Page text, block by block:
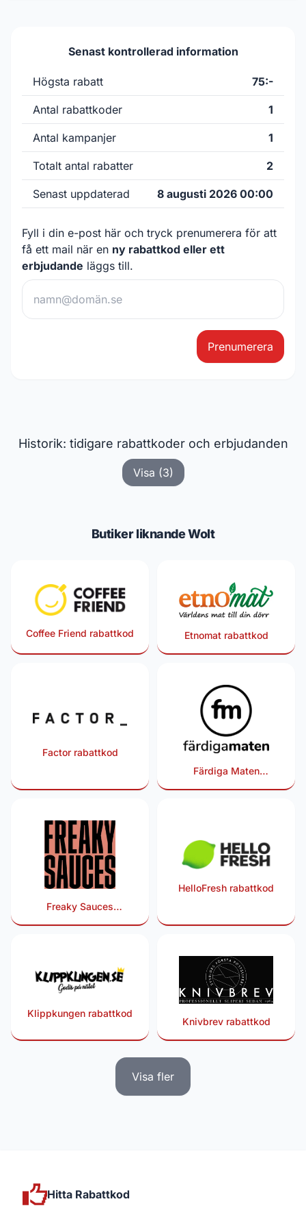
Senast kontrollerad information
Högsta rabatt 75:-
Antal rabattkoder 1
Antal kampanjer 1
Totalt antal rabatter 2
Senast uppdaterad 8 augusti 2026 00:00
Fyll i din e-post här och tryck prenumerera för att
få ett mail när en ny rabattkod eller ett
erbjudande läggs till.
Prenumerera
Historik: tidigare rabattkoder och erbjudanden
Visa (3)
Butiker liknande Wolt
Coffee Friend rabattkod Etnomat rabattkod
Factor rabattkod
Färdiga Maten
Freaky Sauces
HelloFresh rabattkod
Klippkungen rabattkod
Knivbrev rabattkod
Visa fler
Hitta Rabattkod